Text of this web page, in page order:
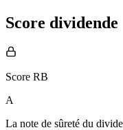
Score dividende
Score RB
A
La note de sûreté du